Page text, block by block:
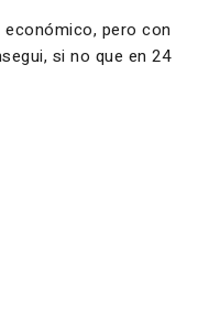
pero con
si no que en 24